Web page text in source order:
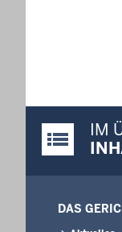
Justiz-Portal
IM
DAS